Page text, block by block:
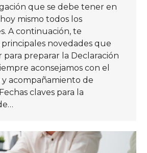
que se debe tener en
mismo todos los
A continuación, te
principales novedades que
para preparar la Declaración
aconsejamos con el
y acompañamiento de
claves para la